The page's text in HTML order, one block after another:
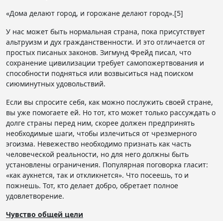
«Дома делают город, и горожане делают город».[5]
У нас может быть нормальная страна, пока присутствует
альтруизм и дух гражданственности. И это отличается от
простых писаных законов. Зигмунд Фрейд писал, что
сохранение цивилизации требует самопожертвования и
способности подняться или возвыситься над поиском
сиюминутных удовольствий.
Если вы спросите себя, как можно послужить своей стране,
вы уже помогаете ей. Но тот, кто может только рассуждать о
долге страны перед ним, скорее должен предпринять
необходимые шаги, чтобы излечиться от чрезмерного
эгоизма. Невежество необходимо признать как часть
человеческой реальности, но для него должны быть
установлены ограничения. Популярная поговорка гласит:
«как аукнется, так и откликнется». Что посеешь, то и
пожнешь. Тот, кто делает добро, обретает полное
удовлетворение.
Чувство общей цели